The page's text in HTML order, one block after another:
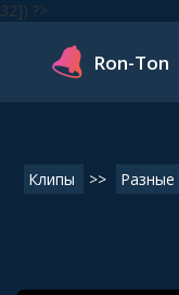
32]) ?>
Ron-Ton
Клипы >>